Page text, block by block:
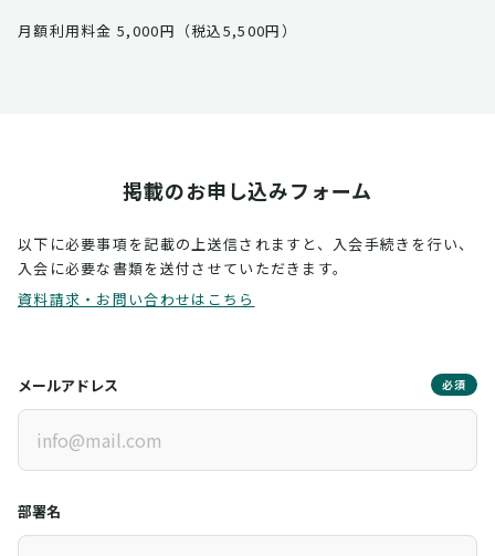
月額利用料金 5,000円（税込5,500円）
掲載のお申し込みフォーム
以下に必要事項を記載の上送信されますと、入会手続きを行い、
入会に必要な書類を送付させていただきます。
資料請求・お問い合わせはこちら
メールアドレス 必須
部署名